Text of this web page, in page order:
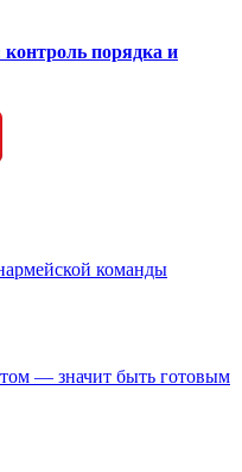
порядка и
команды
— значит быть готовым